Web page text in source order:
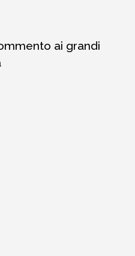
ai grandi